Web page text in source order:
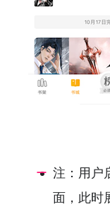
注：用户
面，此时